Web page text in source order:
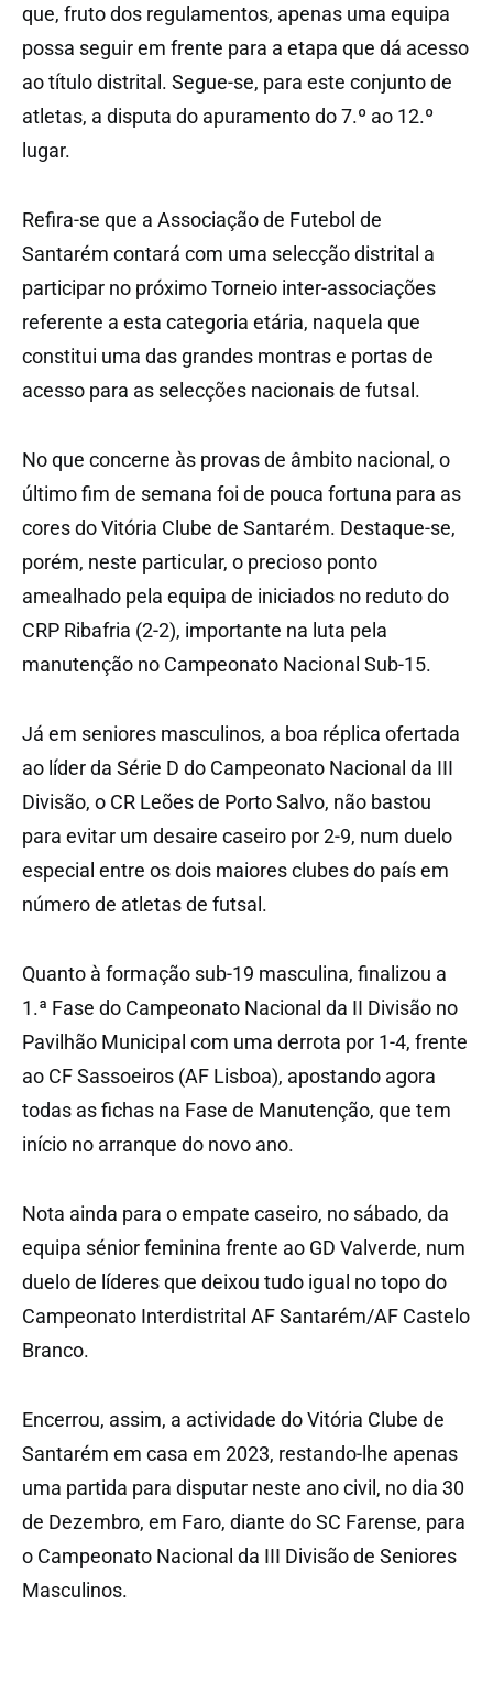
que, fruto dos regulamentos, apenas uma equipa
possa seguir em frente para a etapa que dá acesso
ao título distrital. Segue-se, para este conjunto de
atletas, a disputa do apuramento do 7.º ao 12.º
lugar.
Refira-se que a Associação de Futebol de
Santarém contará com uma selecção distrital a
participar no próximo Torneio inter-associações
referente a esta categoria etária, naquela que
constitui uma das grandes montras e portas de
acesso para as selecções nacionais de futsal.
No que concerne às provas de âmbito nacional, o
último fim de semana foi de pouca fortuna para as
cores do Vitória Clube de Santarém. Destaque-se,
porém, neste particular, o precioso ponto
amealhado pela equipa de iniciados no reduto do
CRP Ribafria (2-2), importante na luta pela
manutenção no Campeonato Nacional Sub-15.
Já em seniores masculinos, a boa réplica ofertada
ao líder da Série D do Campeonato Nacional da III
Divisão, o CR Leões de Porto Salvo, não bastou
para evitar um desaire caseiro por 2-9, num duelo
especial entre os dois maiores clubes do país em
número de atletas de futsal.
Quanto à formação sub-19 masculina, finalizou a
1.ª Fase do Campeonato Nacional da II Divisão no
Pavilhão Municipal com uma derrota por 1-4, frente
ao CF Sassoeiros (AF Lisboa), apostando agora
todas as fichas na Fase de Manutenção, que tem
início no arranque do novo ano.
Nota ainda para o empate caseiro, no sábado, da
equipa sénior feminina frente ao GD Valverde, num
duelo de líderes que deixou tudo igual no topo do
Campeonato Interdistrital AF Santarém/AF Castelo
Branco.
Encerrou, assim, a actividade do Vitória Clube de
Santarém em casa em 2023, restando-lhe apenas
uma partida para disputar neste ano civil, no dia 30
de Dezembro, em Faro, diante do SC Farense, para
o Campeonato Nacional da III Divisão de Seniores
Masculinos.